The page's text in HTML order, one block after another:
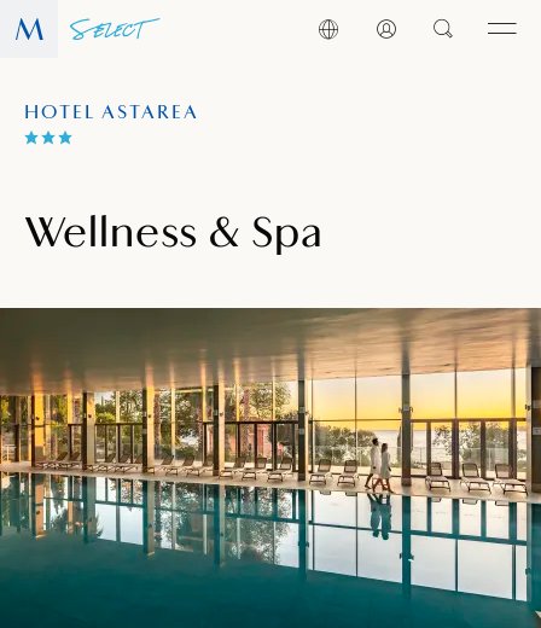
HOTEL ASTAREA
Wellness & Spa